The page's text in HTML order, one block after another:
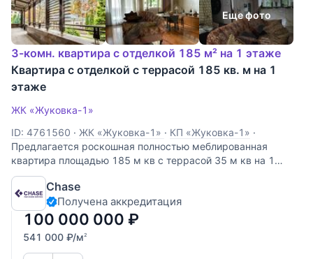
Еще фото
3-комн. квартира с отделкой 185 м² на 1 этаже
Квартира с отделкой с террасой 185 кв. м на 1
этаже
ЖК «Жуковка-1»
ID: 4761560 · ЖК «Жуковка-1» · КП «Жуковка-1» ·
Предлагается роскошная полностью меблированная
квартира площадью 185 м кв с террасой 35 м кв на 1
этаже / 7 этажного дома в КП Жуковка-1! Дизайнерский
ремонт с использованием импортных материалов от
ведущих производителей! Планировка включает в себя
Chase
Получена аккредитация
100 000 000 ₽
541 000 ₽/м2